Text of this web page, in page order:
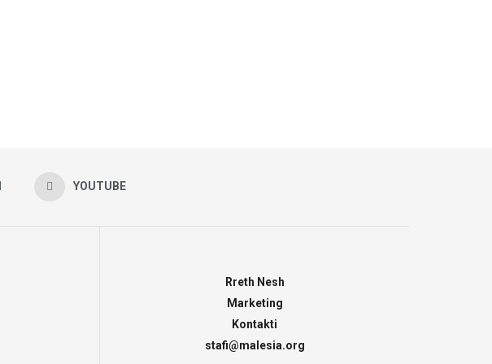
YOUTUBE
Rreth Nesh
Marketing
Kontakti
stafi@malesia.org